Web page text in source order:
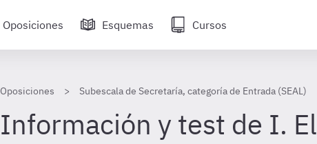
Oposiciones Esquemas Cursos
Oposiciones Subescala de Secretaría, categoría de Entrada (SEAL)
Información y test de I. El